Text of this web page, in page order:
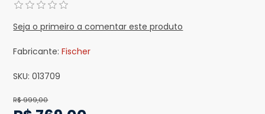
Seja o primeiro a comentar este produto
Fabricante: Fischer
SKU: 013709
R$ 999,00